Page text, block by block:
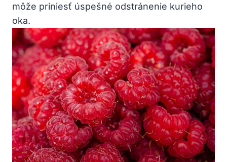
môže priniesť úspešné odstránenie kurieho
oka.